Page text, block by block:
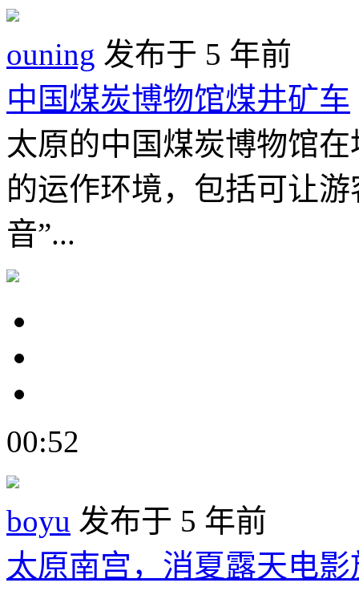
ouning 发布于 5 年前
中国煤炭博物馆煤井矿车
太原的中国煤炭博物馆
的运作环境，包括可让
音”...
00:52
boyu 发布于 5 年前
太原南宫，消夏露天电